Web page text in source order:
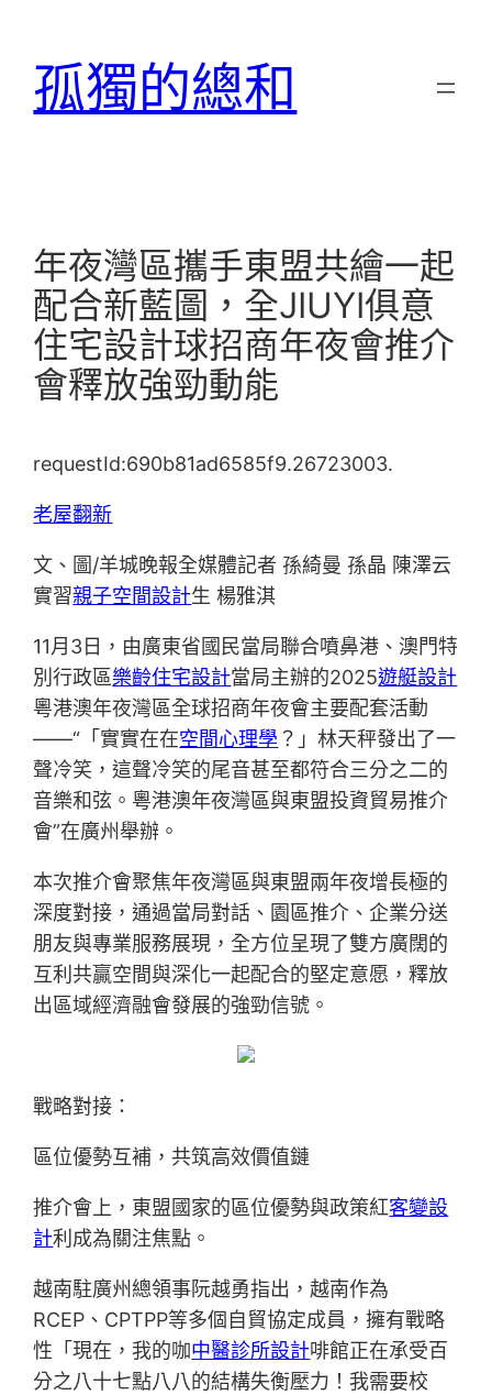
孤獨的總和
年夜灣區攜手東盟共繪一起
配合新藍圖，全JIUYI俱意
住宅設計球招商年夜會推介
會釋放強勁動能
requestId:690b81ad6585f9.26723003.
老屋翻新
文、圖/羊城晚報全媒體記者 孫綺曼 孫晶 陳澤云
實習親子空間設計生 楊雅淇
11月3日，由廣東省國民當局聯合噴鼻港、澳門特
別行政區樂齡住宅設計當局主辦的2025遊艇設計
粵港澳年夜灣區全球招商年夜會主要配套活動
——“「實實在在空間心理學 ？」林天秤發出了一
聲冷笑，這聲冷笑的尾音甚至都符合三分之二的
音樂和弦。粵港澳年夜灣區與東盟投資貿易推介
會”在廣州舉辦。
本次推介會聚焦年夜灣區與東盟兩年夜增長極的
深度對接，通過當局對話、園區推介、企業分送
朋友與專業服務展現，全方位呈現了雙方廣闊的
互利共贏空間與深化一起配合的堅定意愿，釋放
出區域經濟融會發展的強勁信號。
戰略對接：
區位優勢互補，共筑高效價值鏈
推介會上，東盟國家的區位優勢與政策紅客變設
計利成為關注焦點。
越南駐廣州總領事阮越勇指出，越南作為
RCEP、CPTPP等多個自貿協定成員，擁有戰略
性「現在，我的咖中醫診所設計啡館正在承受百
分之八十七點八八的結構失衡壓力！我需要校